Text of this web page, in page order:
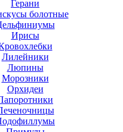
Герани
болотные
Ирисы
Лилейники
Люпины
Морозники
Орхидеи